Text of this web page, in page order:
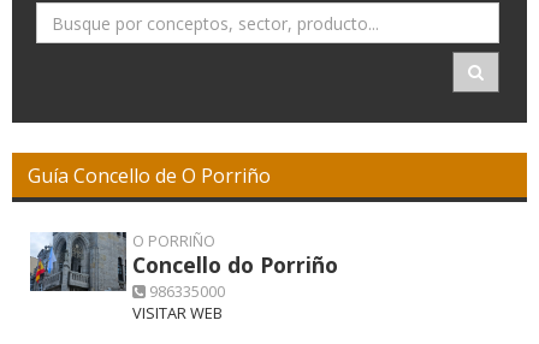
Guía Concello de O Porriño
O PORRIÑO
Concello do Porriño
986335000
VISITAR WEB